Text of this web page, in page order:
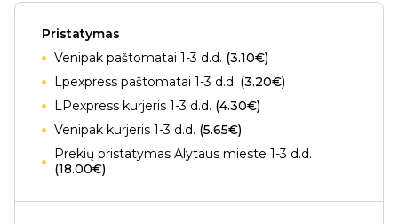
Pristatymas
Venipak paštomatai 1-3 d.d. (3.10€)
Lpexpress paštomatai 1-3 d.d. (3.20€)
LPexpress kurjeris 1-3 d.d. (4.30€)
Venipak kurjeris 1-3 d.d. (5.65€)
Prekių pristatymas Alytaus mieste 1-3 d.d.
(18.00€)